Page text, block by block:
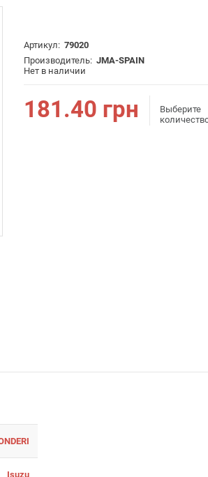
Артикул: 79020
Производитель: JMA-SPAIN
Нет в наличии
181.40 грн
Выберите
Isuzu